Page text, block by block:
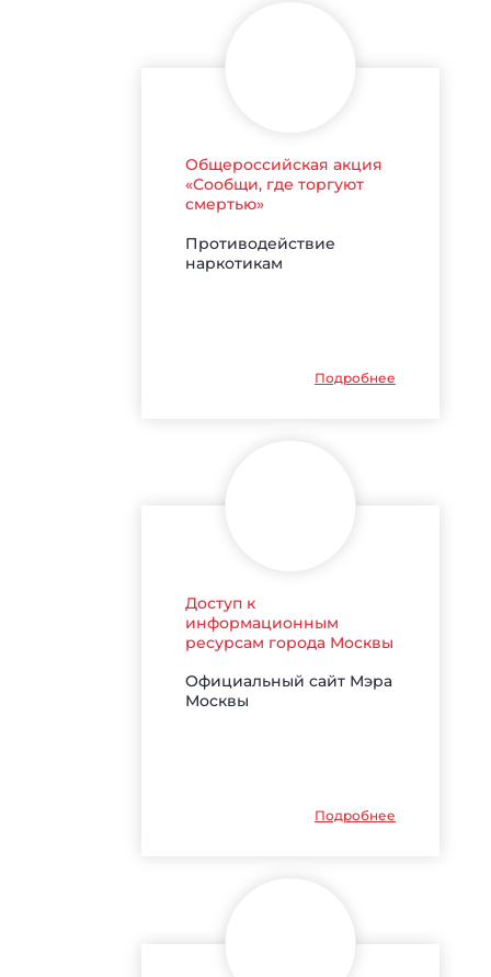
Общероссийская акция
«Сообщи, где торгуют
смертью»
Противодействие
наркотикам
Подробнее
Доступ к
информационным
ресурсам города Москвы
Официальный сайт Мэра
Москвы
Подробнее